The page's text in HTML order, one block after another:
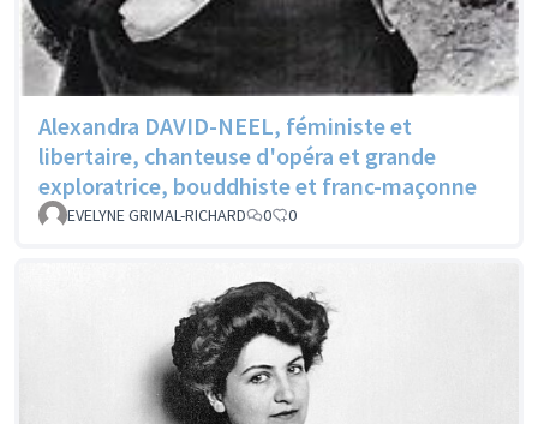
Alexandra DAVID-NEEL, féministe et
libertaire, chanteuse d'opéra et grande
exploratrice, bouddhiste et franc-maçonne
EVELYNE GRIMAL-RICHARD 0 0